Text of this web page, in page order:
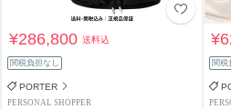
¥286,800送料込
関税負担なし
PORTER
PERSONAL SHOPPER
関税